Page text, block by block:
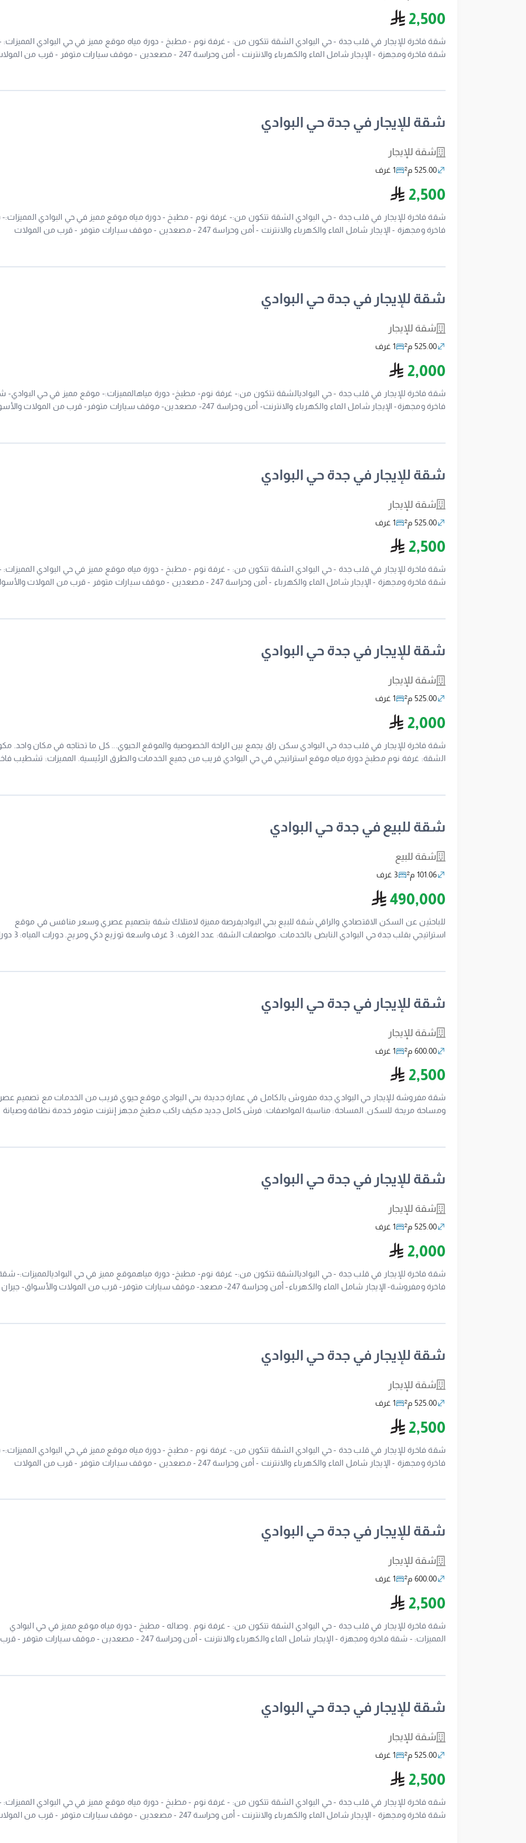
2,500
شقة فاخرة للإيجار في قلب جدة - حي البوادي الشقة تتكون من: - غرفة نوم - مطبخ - دورة مياه موقع مميز في حي البوادي المميزات:
شقة فاخرة ومجهزة - الإيجار شامل الماء والكهرباء والانترنت - أمن وحراسة 247 - مصعدين - موقف سيارات متوفر - قرب من
شقة للإيجار في جدة حي البوادي
شقة للإيجار
525.00 م² 1 غرف
2,500
شقة فاخرة للإيجار في قلب جدة - حي البوادي الشقة تتكون من:- غرفة نوم - مطبخ - دورة مياه موقع مميز في حي البوادي
فاخرة ومجهزة - الإيجار شامل الماء والكهرباء والانترنت - أمن وحراسة 247 - مصعدين - موقف سيارات متوفر - قرب من المولات
شقة للإيجار في جدة حي البوادي
شقة للإيجار
525.00 م² 1 غرف
2,000
شقة فاخرة للإيجار في قلب جدة - حي البواديالشقة تتكون من:- غرفة نوم- مطبخ- دورة مياهالمميزات:- موقع مميز في حي البوادي-
فاخرة ومجهزة- الإيجار شامل الماء والكهرباء والانترنت- أمن وحراسة 247- مصعدين- موقف سيارات متوفر- قرب من المولات
شقة للإيجار في جدة حي البوادي
شقة للإيجار
525.00 م² 1 غرف
2,500
شقة فاخرة للإيجار في قلب جدة - حي البوادي الشقة تتكون من: - غرفة نوم - مطبخ - دورة مياه موقع مميز في حي البوادي المميزات:
شقة فاخرة ومجهزة - الإيجار شامل الماء والكهرباء - أمن وحراسة 247 - مصعدين - موقف سيارات متوفر - قرب من المولات
شقة للإيجار في جدة حي البوادي
شقة للإيجار
525.00 م² 1 غرف
2,000
شقة فاخرة للإيجار في قلب جدة حي البوادي سكن راق يجمع بين الراحة الخصوصية والموقع الحيوي... كل ما تحتاجه في مكان واحد.
الشقة: غرفة نوم مطبخ دورة مياه موقع استراتيجي في حي البوادي قريب من جميع الخدمات والطرق الرئيسية. المميزات: تشطيب
المولات الأسواق المطاعم والمقاهي. قريب من المستشفيات والمراكز الطبية. قريب من المدارس والجامعات. بالقرب من المساجد.
فقط للتواصل والاستفسار: 0554322675 رقم ترخيص الإعلان: 7100304443
شقة للبيع في جدة حي البوادي
شقة للبيع
101.06 م² 3 غرف
490,000
للباحثين عن السكن الاقتصادي والراقي شقة للبيع بحي البواديفرصة مميزة لامتلاك شقة بتصميم عصري وسعر منافس في موقع
استراتيجي بقلب جدة حي البوادي النابض بالخدمات. مواصفات
الرئيسية. الضمانات الشاملة: ضمانات تصل إلى 10 سنوات على الهيكل الإنشائي. ضمانات على التمديدات الداخلية سباكة وكهرباء.
للمعاينة أو الاستفسار: 0530089755استثمارك الآمن في حي البوادي يبدأ من هنا------------------------------
شقة للإيجار في جدة حي البوادي
شقة للإيجار
600.00 م² 1 غرف
2,500
شقة مفروشة للإيجار حي البوادي جدة مفروش بالكامل في عمارة جديدة بحي البوادي موقع حيوي قريب من الخدمات مع تصميم
ومساحة مريحة للسكن. المساحة: مناسبة المواصفات: فرش كامل جديد مكيف راكب مطبخ مجهز إنترنت متوفر خدمة نظافة وصيانة
شقة للإيجار في جدة حي البوادي
شقة للإيجار
525.00 م² 1 غرف
2,000
شقة فاخرة للإيجار في قلب جدة - حي البواديالشقة تتكون من:- غرفة نوم- مطبخ- دورة مياهموقع مميز في حي البواديالمميزات:-
فاخرة ومفروشة- الإيجار شامل الماء والكهرباء- أمن وحراسة 247- مصعد- موقف سيارات متوفر- قرب من المولات والأسواق- جيران
شقة للإيجار في جدة حي البوادي
شقة للإيجار
525.00 م² 1 غرف
2,500
شقة فاخرة للإيجار في قلب جدة - حي البوادي الشقة تتكون من:- غرفة نوم - مطبخ - دورة مياه موقع مميز في حي البوادي
فاخرة ومجهزة - الإيجار شامل الماء والكهرباء والانترنت - أمن وحراسة 247 - مصعدين - موقف سيارات متوفر - قرب من المولات
شقة للإيجار في جدة حي البوادي
شقة للإيجار
600.00 م² 1 غرف
2,500
شقة فاخرة للإيجار في قلب جدة - حي البوادي الشقة تتكون من: - غرفة نوم . وصاله - مطبخ - دورة مياه موقع مميز في حي البوادي
المميزات: - شقة فاخرة ومجهزة - الإيجار شامل الماء والكهرباء والانترنت - أمن وحراسة 247 - مصعدين - موقف سيارات
شقة للإيجار في جدة حي البوادي
شقة للإيجار
525.00 م² 1 غرف
2,500
شقه فاخرة للإيجار في قلب جدة - حي البوادي الشقة تتكون من: - غرفة نوم - مطبخ - دورة مياه موقع مميز في حي البوادي المميزات:
شقة فاخرة ومجهزة - الإيجار شامل الماء والكهرباء والانترنت - أمن وحراسة 247 - مصعدين - موقف سيارات متوفر - قرب من